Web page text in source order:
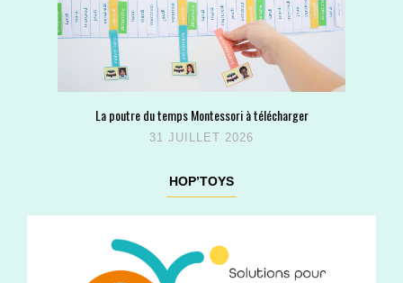
La poutre du temps Montessori à télécharger
31 JUILLET 2026
HOP’TOYS